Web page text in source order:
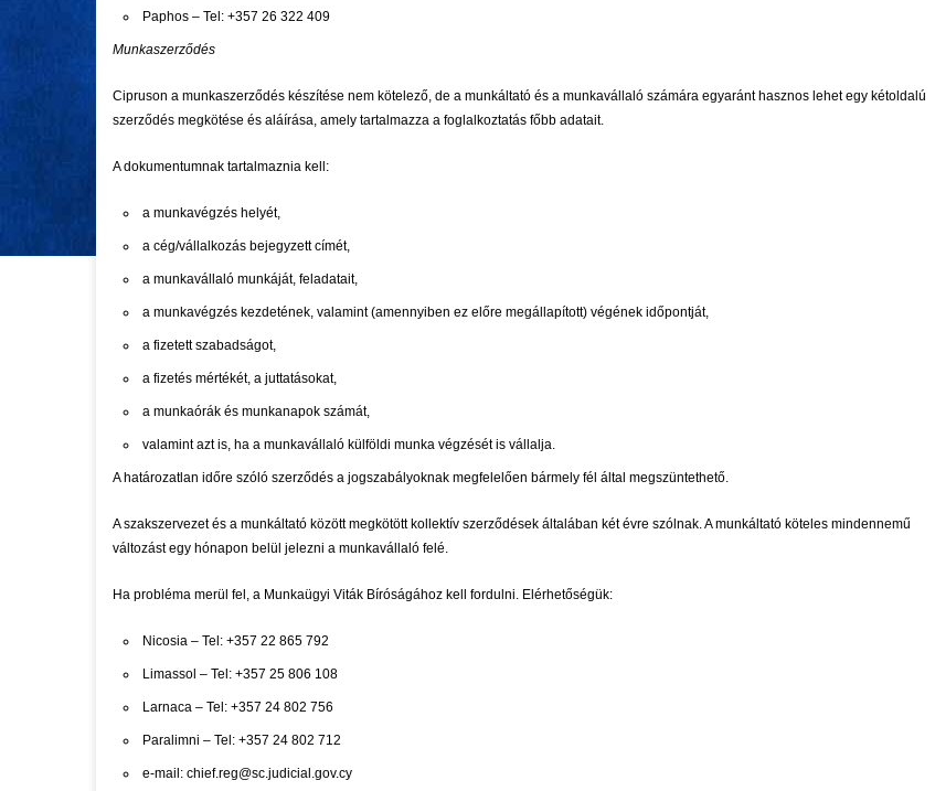
Paphos – Tel: +357 26 322 409
Munkaszerződés
Cipruson a munkaszerződés készítése nem kötelező, de a munkáltató és a munkavállaló számára egyaránt hasznos lehet egy kétoldalú
szerződés megkötése és aláírása, amely tartalmazza a foglalkoztatás főbb adatait.
A dokumentumnak tartalmaznia kell:
a munkavégzés helyét,
a cég/vállalkozás bejegyzett címét,
a munkavállaló munkáját, feladatait,
a munkavégzés kezdetének, valamint (amennyiben ez előre megállapított) végének időpontját,
a fizetett szabadságot,
a fizetés mértékét, a juttatásokat,
a munkaórák és munkanapok számát,
valamint azt is, ha a munkavállaló külföldi munka végzését is vállalja.
A határozatlan időre szóló szerződés a jogszabályoknak megfelelően bármely fél által megszüntethető.
A szakszervezet és a munkáltató között megkötött kollektív szerződések általában két évre szólnak. A munkáltató köteles mindennemű
változást egy hónapon belül jelezni a munkavállaló felé.
Ha probléma merül fel, a Munkaügyi Viták Bíróságához kell fordulni. Elérhetőségük:
Nicosia – Tel: +357 22 865 792
Limassol – Tel: +357 25 806 108
Larnaca – Tel: +357 24 802 756
Paralimni – Tel: +357 24 802 712
e-mail: chief.reg@sc.judicial.gov.cy